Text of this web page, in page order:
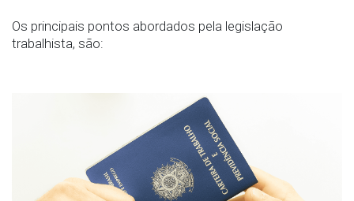
Os principais pontos abordados pela legislação
trabalhista, são: